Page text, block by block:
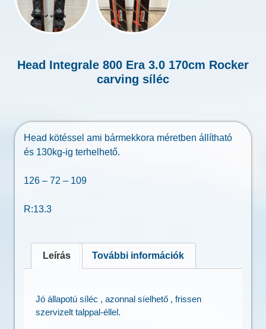
Head Integrale 800 Era 3.0 170cm Rocker
carving síléc
Head kötéssel ami bármekkora méretben állítható
és 130kg-ig terhelhető.
126 – 72 – 109
R:13.3
Leírás További információk
Jó állapotú síléc , azonnal síelhető , frissen
szervizelt talppal-éllel.